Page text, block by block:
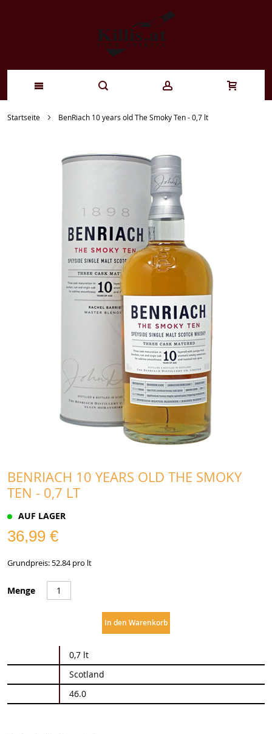
Zum
Startseite BenRiach 10 years old The Smoky Ten - 0,7 lt
BENRIACH 10 YEARS OLD THE SMOKY
TEN - 0,7 LT
AUF LAGER
36,99 €
Grundpreis: 52.84 pro lt
Menge
In den Warenkorb
Informationen
0,7 lt
Scotland
46.0